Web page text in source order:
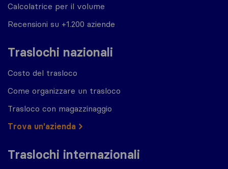
Calcolatrice per il volume
Recensioni su +1.200 aziende
Traslochi nazionali
Costo del trasloco
Come organizzare un trasloco
Trasloco con magazzinaggio
Trova un'azienda
Traslochi internazionali